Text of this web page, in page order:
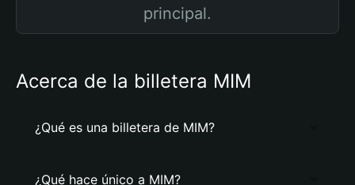
principal.
Acerca de la billetera MIM
¿Qué es una billetera de MIM?
¿Qué hace único a MIM?